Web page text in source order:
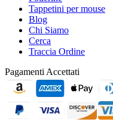
Tappetini per mouse
Blog
Chi Siamo
Cerca
Traccia Ordine
Pagamenti Accettati